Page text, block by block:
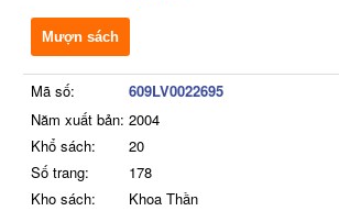
Mượn sách
Mã số:
609LV0022695
Năm xuất bản: 2004
Khổ sách:
20
Số trang:
178
Kho sách:
Khoa Thần